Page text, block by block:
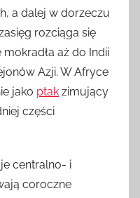
a dalej w dorzeczu
rozciąga się
aż do Indii
Azji. W Afryce
jako ptak zimujący
części
centralno- i
coroczne